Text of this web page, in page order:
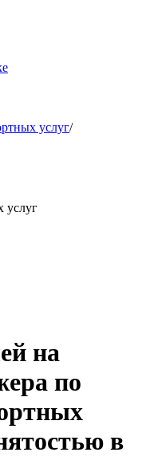
услуг/
услуг
на
по
в